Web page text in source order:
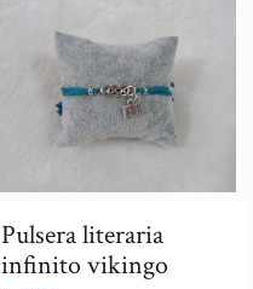
Pulsera literaria
infinito vikingo